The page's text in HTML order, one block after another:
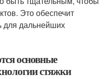
Это обеспечит
для дальнейших
основные
стяжки